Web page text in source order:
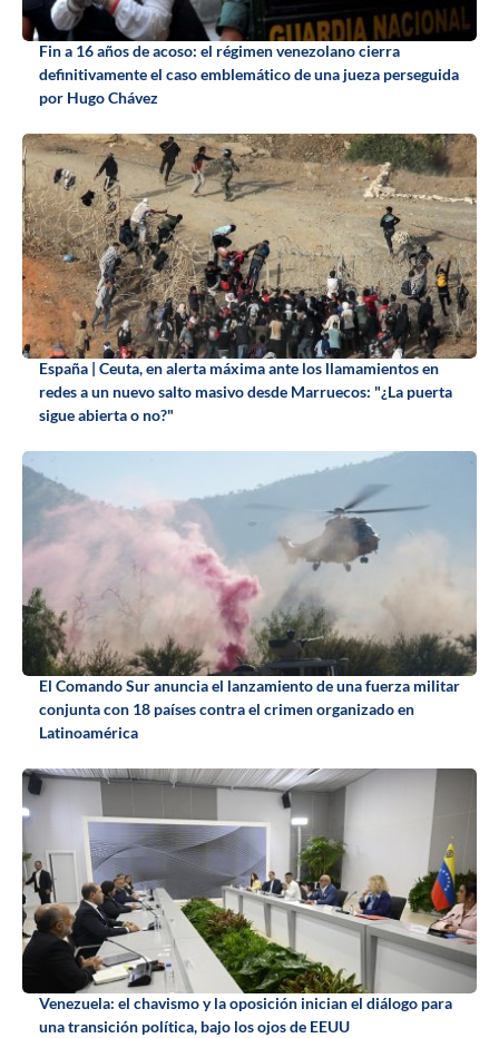
Fin a 16 años de acoso: el régimen venezolano cierra
definitivamente el caso emblemático de una jueza perseguida
por Hugo Chávez
España | Ceuta, en alerta máxima ante los llamamientos en
redes a un nuevo salto masivo desde Marruecos: "¿La puerta
sigue abierta o no?"
El Comando Sur anuncia el lanzamiento de una fuerza militar
conjunta con 18 países contra el crimen organizado en
Latinoamérica
Venezuela: el chavismo y la oposición inician el diálogo para
una transición política, bajo los ojos de EEUU